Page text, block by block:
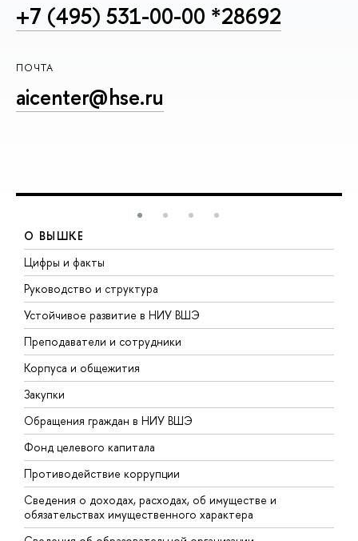
+7 (495) 531-00-00 *28692
ПОЧТА
aicenter@hse.ru
О ВЫШКЕ
Цифры и факты
Руководство и структура
Устойчивое развитие в НИУ ВШЭ
Преподаватели и сотрудники
Корпуса и общежития
Закупки
Обращения граждан в НИУ ВШЭ
Фонд целевого капитала
Противодействие коррупции
Сведения о доходах, расходах, об имуществе и
обязательствах имущественного характера